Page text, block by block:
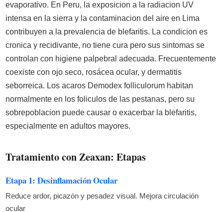
evaporativo. En Peru, la exposicion a la radiacion UV
intensa en la sierra y la contaminacion del aire en Lima
contribuyen a la prevalencia de blefaritis. La condicion es
cronica y recidivante, no tiene cura pero sus sintomas se
controlan con higiene palpebral adecuada. Frecuentemente
coexiste con ojo seco, rosácea ocular, y dermatitis
seborreica. Los acaros Demodex folliculorum habitan
normalmente en los foliculos de las pestanas, pero su
sobrepoblacion puede causar o exacerbar la blefaritis,
especialmente en adultos mayores.
Tratamiento con Zeaxan: Etapas
Etapa 1: Desinflamación Ocular
Reduce ardor, picazón y pesadez visual. Mejora circulación
ocular